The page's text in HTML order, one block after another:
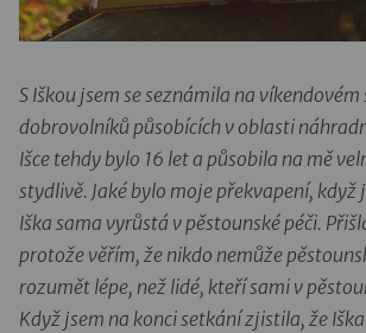
S Iškou jsem se seznámila na
dobrovolníků působících v oblasti
Išce tehdy bylo 16 let a působila na mě
stydlivě. Jaké bylo moje překvapení, když
Iška sama vyrůstá v pěstounské péči.
protože věřím, že nikdo nemůže
rozumět lépe, než lidé, kteří sami v
Když jsem na konci setkání zjistila, že